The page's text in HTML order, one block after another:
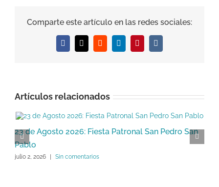
Comparte este artículo en las redes sociales:
Facebook
X RedditLinkedInPinterestVk
Artículos relacionados
23 de Agosto 2026: Fiesta Patronal San Pedro San
Pablo
julio 2, 2026 Sin comentarios